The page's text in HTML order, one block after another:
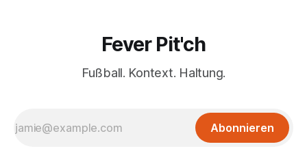
Fever Pit'ch
Fußball. Kontext. Haltung.
Abonnieren